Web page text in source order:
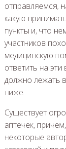
отправляемся,
какую
пункты и, что
участников
медицинскую
ответить на
должно лежать
ниже.
Существует
аптечек,
некоторые